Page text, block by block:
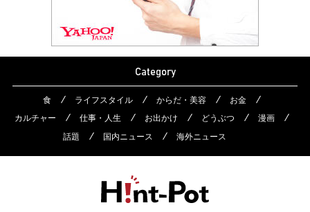
Category
食 ライフスタイル からだ・美容
お金
カルチャー
仕事・人生 お出かけ どうぶつ
漫画
話題
国内ニュース 海外ニュース